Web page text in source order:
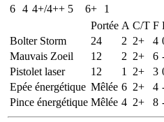
6 4 4+/4++ 5 6+
1
Portée A C/T F
Bolter Storm
24 2 2+ 4
Mauvais Zoeil
12 2 2+ 6
Pistolet laser
12 1 2+ 3
Epée énergétique Mêlée 6 2+ 4
Pince énergétique Mêlée 4 2+ 8